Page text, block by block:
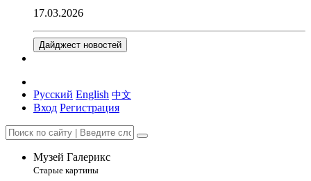
17.03.2026
Дайджест новостей
Русский English 中文
Вход Регистрация
Музей Галерикс
Старые картины